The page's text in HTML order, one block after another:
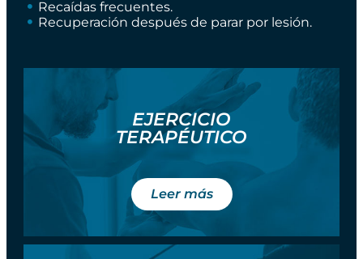
Recaídas frecuentes.
Recuperación después de parar por lesión.
EJERCICIO
TERAPÉUTICO
Leer más